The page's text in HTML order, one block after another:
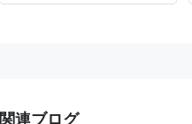
関連ブログ